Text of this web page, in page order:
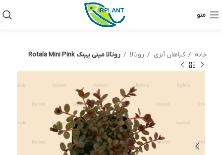
منو
خانه گیاهان آبزی روتالا روتالا مینی پینک Rotala Mini Pink